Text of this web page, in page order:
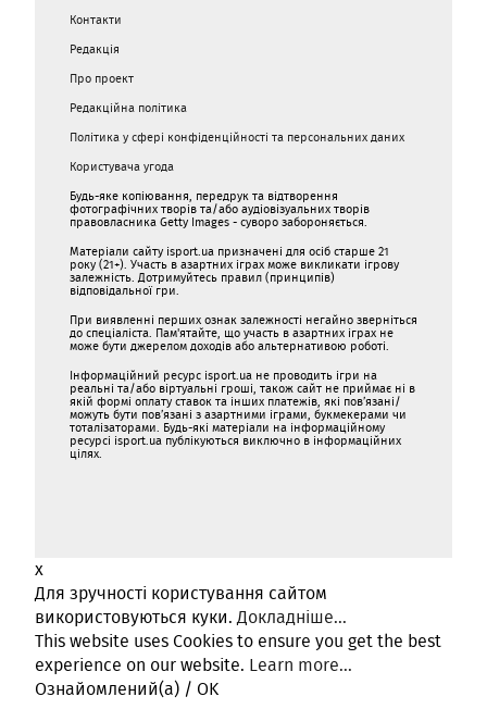
Контакти
Редакція
Про проект
Редакційна політика
Політика у сфері конфіденційності та персональних даних
Користувача угода
Будь-яке копіювання, передрук та відтворення
фотографічних творів та/або аудіовізуальних творів
правовласника Getty Images - суворо забороняється.
Матеріали сайту isport.ua призначені для осіб старше 21
року (21+). Участь в азартних іграх може викликати ігрову
залежність. Дотримуйтесь правил (принципів)
відповідальної гри.
При виявленні перших ознак залежності негайно зверніться
до спеціаліста. Пам'ятайте, що участь в азартних іграх не
може бути джерелом доходів або альтернативою роботі.
Інформаційний ресурс isport.ua не проводить ігри на
реальні та/або віртуальні гроші, також сайт не приймає ні в
якій формі оплату ставок та інших платежів, які пов’язані/
можуть бути пов’язані з азартними іграми, букмекерами чи
тоталізаторами. Будь-які матеріали на інформаційному
ресурсі isport.ua публікуються виключно в інформаційних
цілях.
x
Для зручності користування сайтом
використовуються куки.Докладніше...
This website uses Cookies to ensure you get the best
experience on our website. Learn more...
Ознайомлений(а) / OK